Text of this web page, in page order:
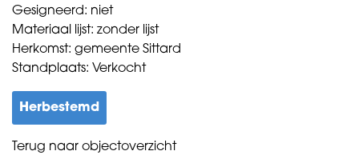
Gesigneerd: niet
Materiaal lijst: zonder lijst
Herkomst: gemeente Sittard
Standplaats: Verkocht
Herbestemd
Terug naar objectoverzicht